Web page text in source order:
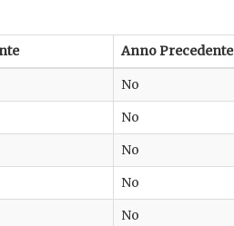
Anno Precedente
No
No
No
No
No